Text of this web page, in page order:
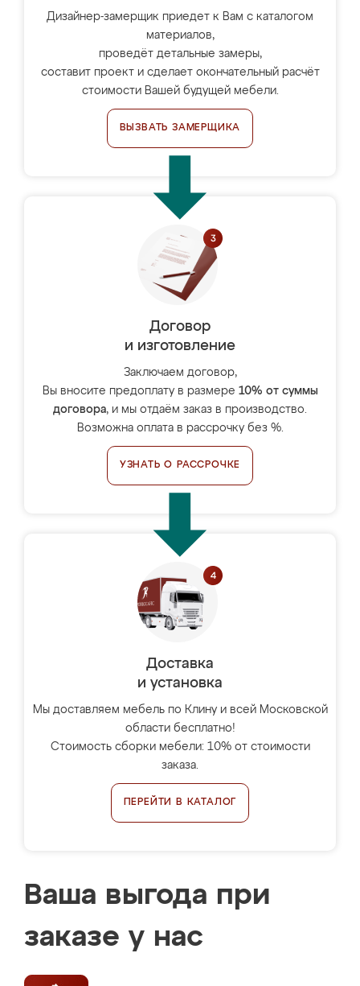
Дизайнер-замерщик приедет к Вам с каталогом
материалов,
проведёт детальные замеры,
составит проект и сделает окончательный расчёт
стоимости Вашей будущей мебели.
ВЫЗВАТЬ ЗАМЕРЩИКА
Договор
и изготовление
Заключаем договор,
Вы вносите предоплату в размере 10% от суммы
договора, и мы отдаём заказ в производство.
Возможна оплата в рассрочку без %.
УЗНАТЬ О РАССРОЧКЕ
Доставка
и установка
Мы доставляем мебель по Клину и всей Московской
области бесплатно!
Стоимость сборки мебели: 10% от стоимости
заказа.
ПЕРЕЙТИ В КАТАЛОГ
Ваша выгода при
заказе у нас